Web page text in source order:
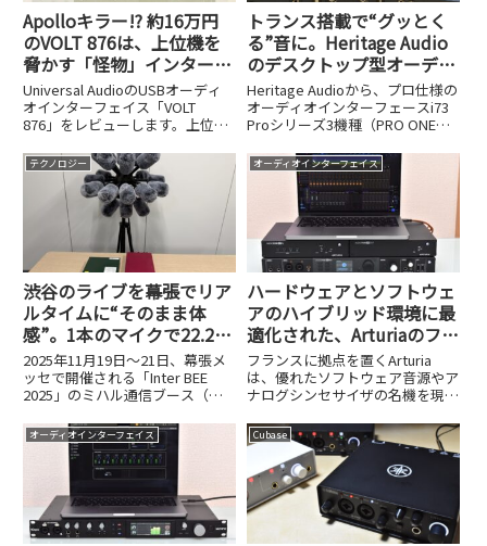
Apolloキラー!? 約16万円
のVOLT 876は、上位機を
脅かす「怪物」インターフ
ェイスだった
Universal AudioのUSBオーディ
オインターフェイス「VOLT
876」をレビューします。上位モ
約16万円という価格とともに検
証しました。
トランス搭載で“グッとく
る”音に。Heritage Audio
のデスクトップ型オーディ
オインターフェイス、i73
Proシリーズ3機種が発売
Heritage Audioから、プロ仕様の
オーディオインターフェースi73
Proシリーズ3機種（PRO ONE：
106,700円、PRO 2：同163,900
円、PRO EDGE：同247,500円）
が新たに登...
テクノロジー
渋谷のライブを幕張でリア
ルタイムに“そのまま体
感”。1本のマイクで22.2ch
を実現するミハル通信の挑
戦【Inter BEE 2025】
2025年11月19日～21日、幕張メ
ッセで開催される「Inter BEE
2025」のミハル通信ブース（ホ
ない音響体験ができます。渋谷の
ライブ会場で演奏される「コアラ
モード.」のライブを、ELL Li...
オーディオインターフェイス
ハードウェアとソフトウェ
アのハイブリッド環境に最
適化された、Arturiaのフラ
ッグシップオーディオI/F
AudioFuse 16Rig
フランスに拠点を置くArturia
は、優れたソフトウェア音源やア
ナログシンセサイザの名機を現代
ーザーやミュージシャンから絶大
な支持を得ているメーカー。その
Arturiaが近年、オーディオイン
ターフェイスの分野...
オーディオインターフェイス Cubase